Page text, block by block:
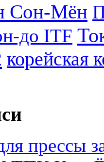
Сон-Мён
до ITF
корейская
прессы